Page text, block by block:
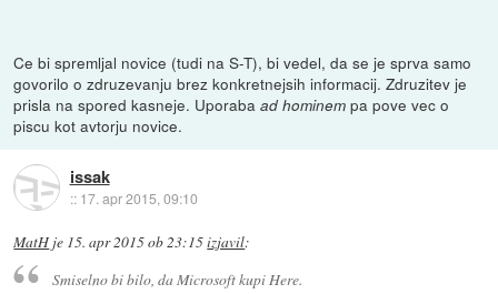
Ce bi spremljal novice (tudi na S-T), bi vedel, da se je sprva samo
govorilo o zdruzevanju brez konkretnejsih informacij. Zdruzitev je
prisla na spored kasneje. Uporabaad hominem pa pove vec o
piscu kot avtorju novice.
issak
:: 17. apr 2015, 09:10
MatH je 15. apr 2015 ob 23:15izjavil:
Smiselno bi bilo, da Microsoft kupi Here.